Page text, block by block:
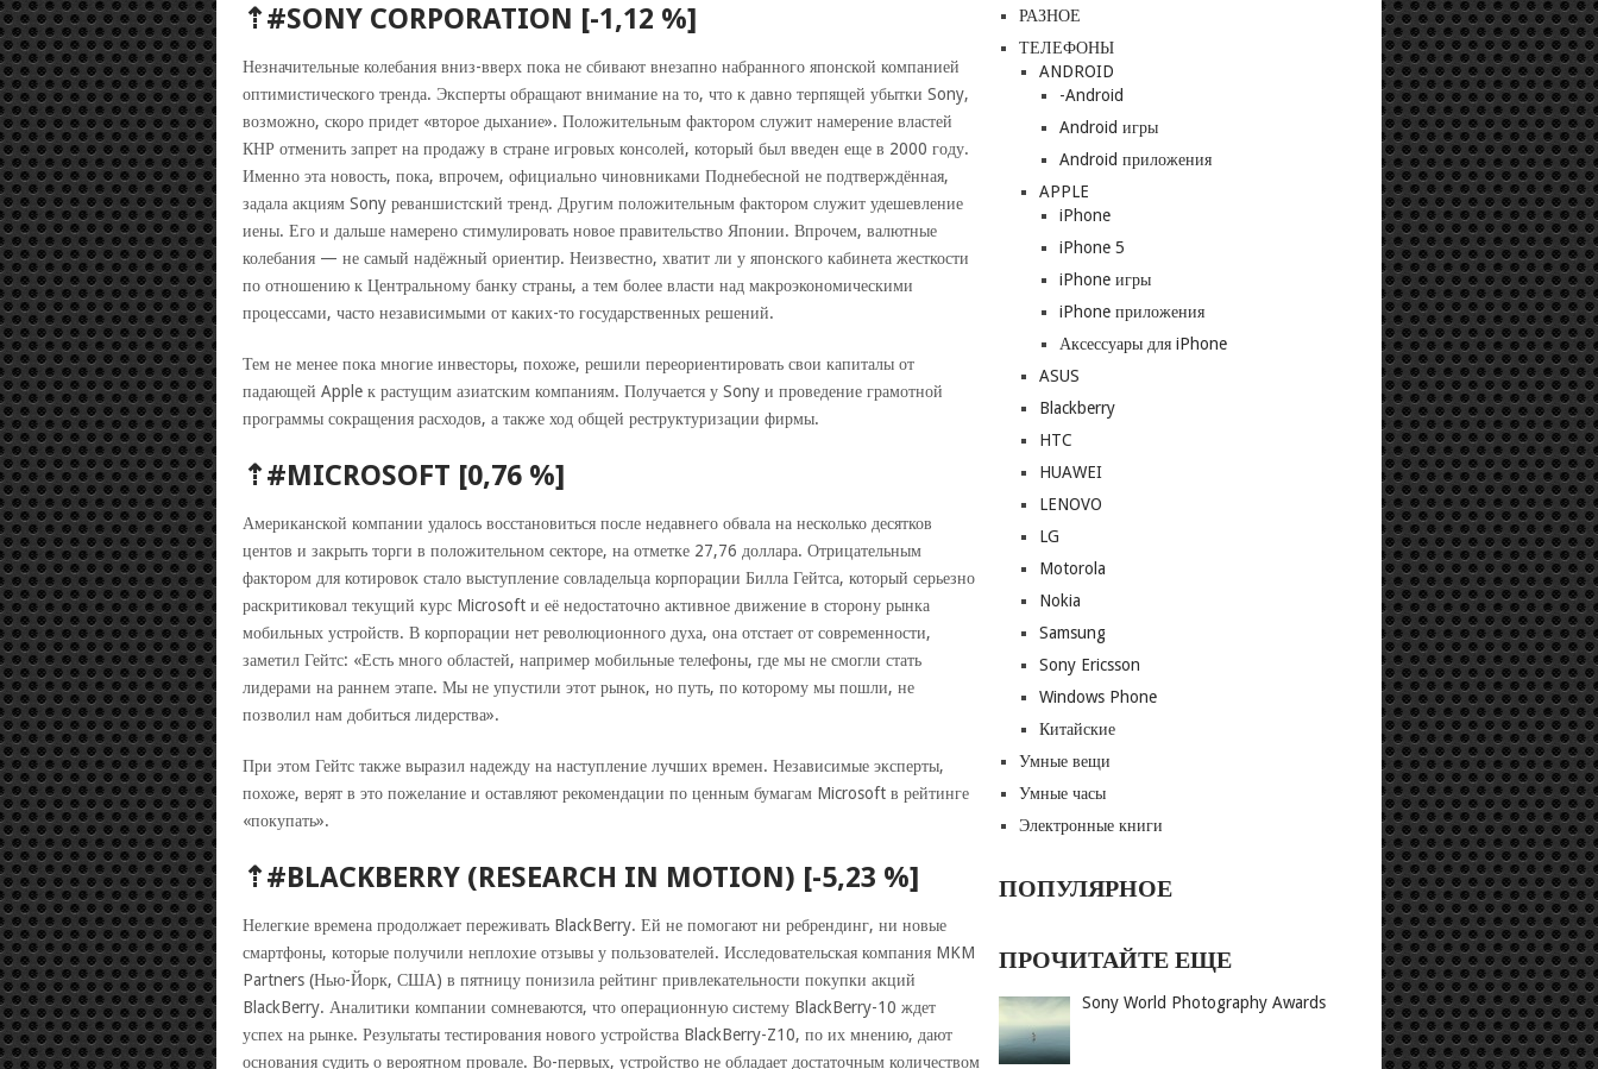
⇡#SONY CORPORATION [-1,12 %]
Незначительные колебания вниз-вверх пока не сбивают внезапно набранного японской компанией
оптимистического тренда. Эксперты обращают внимание на то, что к давно терпящей убытки Sony,
возможно, скоро придет «второе дыхание». Положительным фактором служит намерение властей
КНР отменить запрет на продажу в стране игровых консолей, который был введен еще в 2000 году.
Именно эта новость, пока, впрочем, официально чиновниками Поднебесной не подтверждённая,
задала акциям Sony реваншистский тренд. Другим положительным фактором служит удешевление
иены. Его и дальше намерено стимулировать новое правительство Японии. Впрочем, валютные
колебания — не самый надёжный ориентир. Неизвестно, хватит ли у японского кабинета жесткости
по отношению к Центральному банку страны, а тем более власти над макроэкономическими
процессами, часто независимыми от каких-то государственных решений.
Тем не менее пока многие инвесторы, похоже, решили переориентировать свои капиталы от
падающей Apple к растущим азиатским компаниям. Получается у Sony и проведение грамотной
программы сокращения расходов, а также ход общей реструктуризации фирмы.
⇡#MICROSOFT [0,76 %]
Американской компании удалось восстановиться после недавнего обвала на несколько десятков
центов и закрыть торги в положительном секторе, на отметке 27,76 доллара. Отрицательным
фактором для котировок стало выступление совладельца корпорации Билла Гейтса, который серьезно
раскритиковал текущий курс Microsoft и её недостаточно активное движение в сторону рынка
мобильных устройств. В корпорации нет революционного духа, она отстает от современности,
заметил Гейтс: «Есть много областей, например мобильные телефоны, где мы не смогли стать
лидерами на раннем этапе. Мы не упустили этот рынок, но путь, по которому мы пошли, не
позволил нам добиться лидерства».
При этом Гейтс также выразил надежду на наступление лучших времен. Независимые эксперты,
похоже, верят в это пожелание и оставляют рекомендации по ценным бумагам Microsoft в рейтинге
«покупать».
⇡#BLACKBERRY (RESEARCH IN MOTION) [-5,23 %]
Нелегкие времена продолжает переживать BlackBerry. Ей не помогают ни ребрендинг, ни новые
смартфоны, которые получили неплохие отзывы у пользователей. Исследовательская компания MKM
Partners (Нью-Йорк, США) в пятницу понизила рейтинг привлекательности покупки акций
BlackBerry. Аналитики компании сомневаются, что операционную систему BlackBerry-10 ждет
успех на рынке. Результаты тестирования нового устройства BlackBerry-Z10, по их мнению, дают
основания судить о вероятном провале. Во-первых, устройство не обладает достаточным количеством
РАЗНОЕ
ТЕЛЕФОНЫ
ANDROID
-Android
Android игры
Android приложения
APPLE
iPhone
iPhone 5
iPhone игры
iPhone приложения
Аксессуары для iPhone
ASUS
Blackberry
HTC
HUAWEI
LENOVO
LG
Motorola
Nokia
Samsung
Sony Ericsson
Windows Phone
Китайские
Умные вещи
Умные часы
Электронные книги
ПОПУЛЯРНОЕ
ПРОЧИТАЙТЕ ЕЩЕ
Sony World Photography Awards